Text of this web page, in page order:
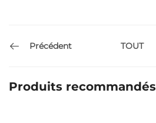
Précédent TOUT
Produits recommandés